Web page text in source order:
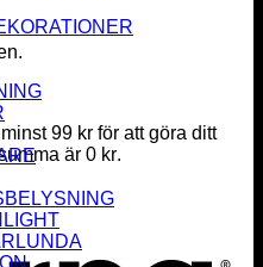
99 kr för att göra ditt
är 0 kr.